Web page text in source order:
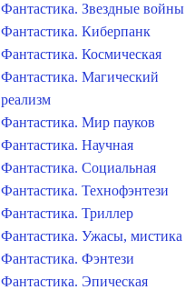
Фантастика. Звездные войны
Фантастика. Киберпанк
Фантастика. Космическая
Фантастика. Магический
реализм
Фантастика. Мир пауков
Фантастика. Научная
Фантастика. Социальная
Фантастика. Технофэнтези
Фантастика. Триллер
Фантастика. Ужасы, мистика
Фантастика. Фэнтези
Фантастика. Эпическая